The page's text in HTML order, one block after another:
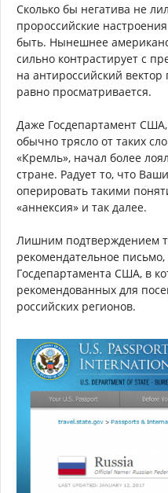
Сколько бы негатива не
пророссийские
быть. Нынешнее
сильно контрастирует с
на антироссийский
равно просматривается.
Даже Госдепартамент США,
обычно трясло от таких
«Кремль», начал более
стране. Радует то, что
оперировать такими
«аннексия» и так далее.
Лишним подтверждением
рекомендательное
Госдепартамента США, в
рекомендованных для
российских регионов.